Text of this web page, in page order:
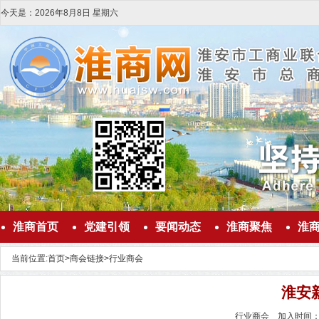
今天是： 2026年8 月 8 日 星期六
淮商首页 党建引领 要闻动态 淮商聚焦 淮
当前位置:首页>商会链接>行业商会
淮安
行业商会 加入时间